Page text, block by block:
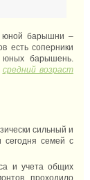
юной барышни –
есть соперники
юных барышень.
средний возраст
сильный и
семей с
и учета общих
проходило